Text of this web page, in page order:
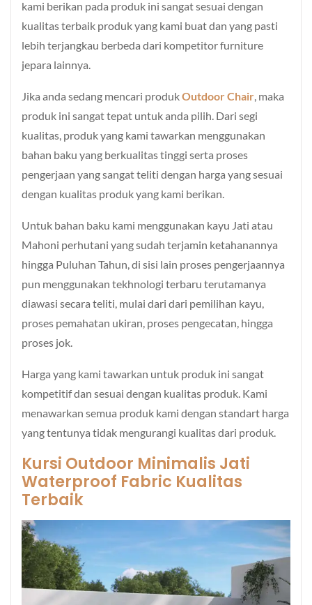
kami berikan pada produk ini sangat sesuai dengan
kualitas terbaik produk yang kami buat dan yang pasti
lebih terjangkau berbeda dari kompetitor furniture
jepara lainnya.
Jika anda sedang mencari produkOutdoor Chair, maka
produk ini sangat tepat untuk anda pilih. Dari segi
kualitas, produk yang kami tawarkan menggunakan
bahan baku yang berkualitas tinggi serta proses
pengerjaan yang sangat teliti dengan harga yang sesuai
dengan kualitas produk yang kami berikan.
Untuk bahan baku kami menggunakan kayu Jati atau
Mahoni perhutani yang sudah terjamin ketahanannya
hingga Puluhan Tahun, di sisi lain proses pengerjaannya
pun menggunakan tekhnologi terbaru terutamanya
diawasi secara teliti, mulai dari dari pemilihan kayu,
proses pemahatan ukiran, proses pengecatan, hingga
proses jok.
Harga yang kami tawarkan untuk produk ini sangat
kompetitif dan sesuai dengan kualitas produk. Kami
menawarkan semua produk kami dengan standart harga
yang tentunya tidak mengurangi kualitas dari produk.
Kursi Outdoor Minimalis Jati
Waterproof Fabric Kualitas
Terbaik